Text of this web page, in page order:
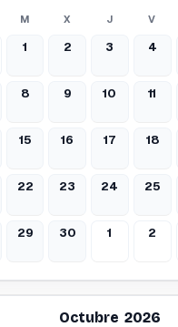
M X J V
1 2 3 4
8 9 10 11
15 16 17 18
22 23 24 25
29 30 1 2
Octubre 2026